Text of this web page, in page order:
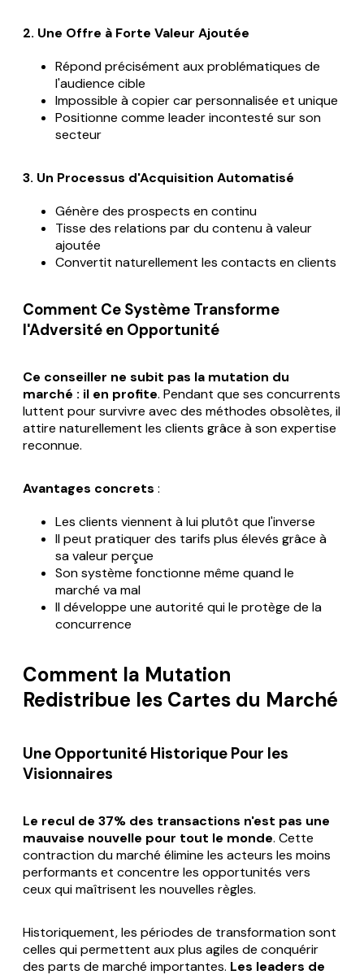
2. Une Offre à Forte Valeur Ajoutée
Répond précisément aux problématiques de
l'audience cible
Impossible à copier car personnalisée et unique
Positionne comme leader incontesté sur son
secteur
3. Un Processus d'Acquisition Automatisé
Génère des prospects en continu
Tisse des relations par du contenu à valeur
ajoutée
Convertit naturellement les contacts en clients
Comment Ce Système Transforme
l'Adversité en Opportunité
Ce conseiller ne subit pas la mutation du
marché : il en profite. Pendant que ses concurrents
luttent pour survivre avec des méthodes obsolètes, il
attire naturellement les clients grâce à son expertise
reconnue.
Avantages concrets :
Les clients viennent à lui plutôt que l'inverse
Il peut pratiquer des tarifs plus élevés grâce à
sa valeur perçue
Son système fonctionne même quand le
marché va mal
Il développe une autorité qui le protège de la
concurrence
Comment la Mutation
Redistribue les Cartes du Marché
Une Opportunité Historique Pour les
Visionnaires
Le recul de 37% des transactions n'est pas une
mauvaise nouvelle pour tout le monde. Cette
contraction du marché élimine les acteurs les moins
performants et concentre les opportunités vers
ceux qui maîtrisent les nouvelles règles.
Historiquement, les périodes de transformation sont
celles qui permettent aux plus agiles de conquérir
des parts de marché importantes. Les leaders de